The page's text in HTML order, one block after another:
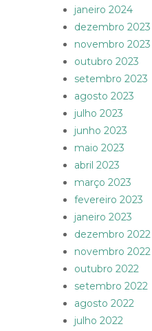
janeiro 2024
dezembro 2023
novembro 2023
outubro 2023
setembro 2023
agosto 2023
julho 2023
junho 2023
maio 2023
abril 2023
março 2023
fevereiro 2023
janeiro 2023
dezembro 2022
novembro 2022
outubro 2022
setembro 2022
agosto 2022
julho 2022